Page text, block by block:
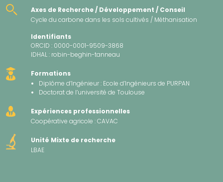
Axes de Recherche / Développement / Conseil
Cycle du carbone dans les sols cultivés / Méthanisation
Identifiants
ORCID : 0000-0001-9509-3868
IDHAL : robin-beghin-tanneau
Formations
Diplôme d’Ingénieur : Ecole d’Ingénieurs de PURPAN
Doctorat de l’université de Toulouse
Expériences professionnelles
Coopérative agricole : CAVAC
Unité Mixte de recherche
LBAE